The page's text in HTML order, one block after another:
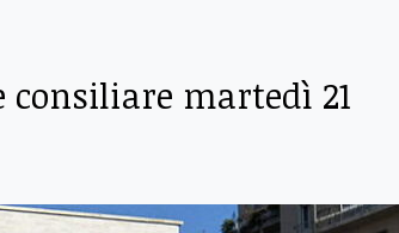
martedì 21